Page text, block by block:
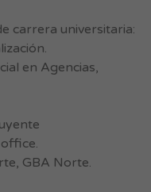
carrera universitaria:
en Agencias,
GBA Norte.